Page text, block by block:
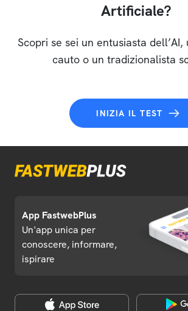
Artificiale?
Scopri se sei un entusiasta
cauto o un tradizionalista
INIZIA IL TEST
App FastwebPlus
Un'app unica per
conoscere, informare,
ispirare